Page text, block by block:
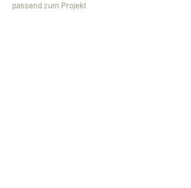
passend zum Projekt